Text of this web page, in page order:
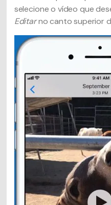
selecione o vídeo que
Editarno canto superior